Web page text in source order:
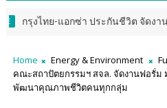
ทย-แอกซ่า ประกันชีวิต จัดงาน ERD
Home Energy & Environment
คณะสถาปัตยกรรมฯ สจล. จัดงานฟอรั่ม
พัฒนาคุณภาพชีวิตคนทุกกลุ่ม